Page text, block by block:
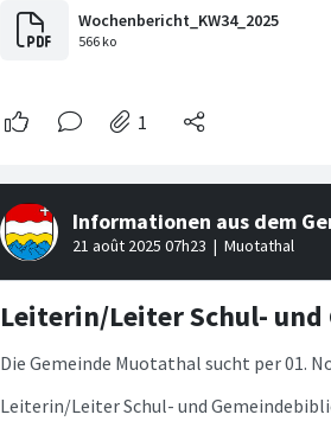
Leiterin/Leiter Schul-
Die Gemeinde Muotathal sucht per 01.
Leiterin/Leiter Schul- und